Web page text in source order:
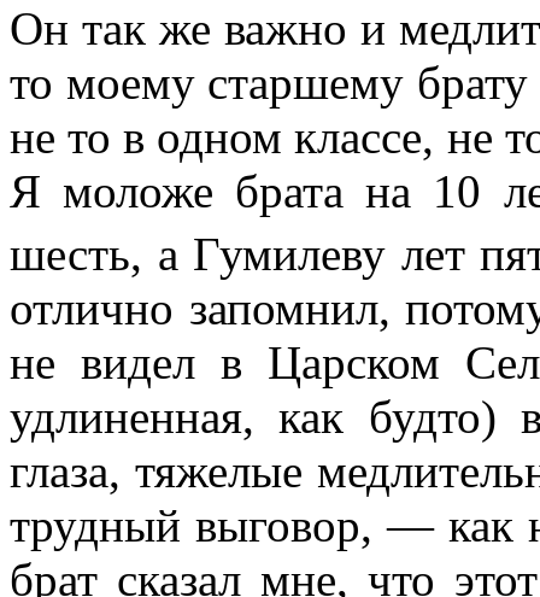
Он так же важно и
то моему старшему
не то в одном классе, не
Я моложе брата на 10
шесть, а Гумилеву лет
отлично запомнил,
не видел в Царском
удлиненная, как будто)
глаза, тяжелые
трудный выговор, — как
брат сказал мне, что